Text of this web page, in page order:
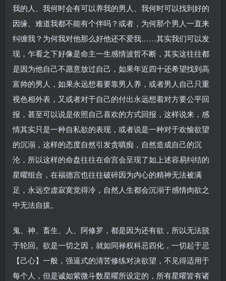
我的人、我何时会有可以养我的男人、我何时可以找到好的
因缘、难道我都不能有个伴吗？或者，为何那个男人一直来
纠缠我？为何我对他那么好他还不爱我……其实我们可以发
现，乍看之下好像是命主一生感情波哲不断，其实这往往都
是因为他自己不愿意放过自己，如果年近四十还希望找到高
富帅的男人，如果永远想着要靠男人养，或者男人自己只重
视色相外表，又或者对于自己的付出永远想着对方要公平回
报，甚至可以说是依照自己喜欢的方式回报，这样说来，感
情其实只是一种自私欲的表现，或者说是一种对于欢愉欲望
的沉溺，这样的态度自然引发贪嗔痴，自然造成自己的沉
沦，所以这样的命盘往往在命宫会呈现了如上述容易纠结的
星曜组合，在福德宫也往往破碎因为内心的精神无法被满
足，永远空虚寂寞觉得冷，自然人生都会沉溺于感情肉欲之
中无法自拔。
鬼、神、畜生、人、阿修罗，都是因为还有欲，所以无法脱
于轮回。欲是一切之因，就如同禄权科忌四化，一切起于忌
【己心】一般，强逼式的清苦修练对决欲望，不见得适用于
每个人，但是诚如紫微斗数星曜所设定的，所有星曜皆有诸